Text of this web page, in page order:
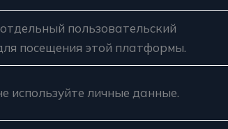
пользовательский
посещения этой платформы.
используйте личные данные.